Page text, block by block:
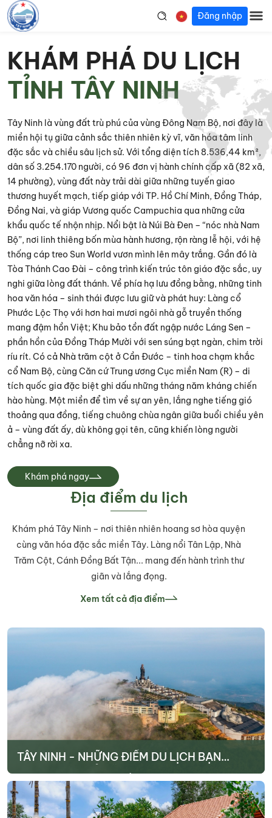
Đăng nhập
KHÁM PHÁ DU LỊCH
TỈNH TÂY NINH
Tây Ninh là vùng đất trù phú của vùng Đông Nam Bộ, nơi đây là
miền hội tụ giữa cảnh sắc thiên nhiên kỳ vĩ, văn hóa tâm linh
đặc sắc và chiều sâu lịch sử. Với tổng diện tích 8.536,44 km²,
dân số 3.254.170 người, có 96 đơn vị hành chính cấp xã (82 xã,
14 phường), vùng đất này trải dài giữa những tuyến giao
thương huyết mạch, tiếp giáp với TP. Hồ Chí Minh, Đồng Tháp,
Đồng Nai, và giáp Vương quốc Campuchia qua những cửa
khẩu quốc tế nhộn nhịp. Nổi bật là Núi Bà Đen – “nóc nhà Nam
Bộ”, nơi linh thiêng bốn mùa hành hương, rộn ràng lễ hội, với hệ
thống cáp treo Sun World vươn mình lên mây trắng. Gần đó là
Tòa Thánh Cao Đài – công trình kiến trúc tôn giáo đặc sắc, uy
nghi giữa lòng đất thánh. Về phía hạ lưu đồng bằng, những tinh
hoa văn hóa – sinh thái được lưu giữ và phát huy: Làng cổ
Phước Lộc Thọ với hơn hai mươi ngôi nhà gỗ truyền thống
mang đậm hồn Việt; Khu bảo tồn đất ngập nước Láng Sen –
phần hồn của Đồng Tháp Mười với sen súng bạt ngàn, chim trời
ríu rít. Có cả Nhà trăm cột ở Cần Đước – tinh hoa chạm khắc
cổ Nam Bộ, cùng Căn cứ Trung ương Cục miền Nam (R) – di
tích quốc gia đặc biệt ghi dấu những tháng năm kháng chiến
hào hùng. Một miền để tìm về sự an yên, lắng nghe tiếng gió
thoảng qua đồng, tiếng chuông chùa ngân giữa buổi chiều yên
ả – vùng đất ấy, dù không gọi tên, cũng khiến lòng người
chẳng nỡ rời xa.
Khám phá ngay
Địa điểm du lịch
Khám phá Tây Ninh – nơi thiên nhiên hoang sơ hòa quyện
cùng văn hóa đặc sắc miền Tây. Làng nổi Tân Lập, Nhà
Trăm Cột, Cánh Đồng Bất Tận... mang đến hành trình thư
giãn và lắng đọng.
Xem tất cả địa điểm
TÂY NINH - NHỮNG ĐIỂM DU LỊCH BẠN
KHÔNG NÊN BỎ LỠ
dịp lễ 30/4 – 1/5. Với khoảng cách chỉ khoảng 100 km, nơi đây phù
hợp cho những chuyến du lịch ngắn ngày kết hợp tham quan, hành